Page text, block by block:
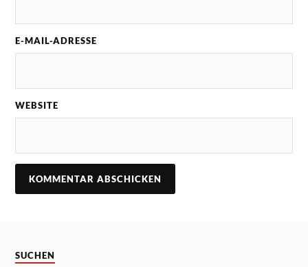
E-MAIL-ADRESSE
WEBSITE
SUCHEN